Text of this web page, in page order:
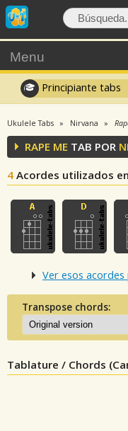
Menu
Principiante tabs
Ukulele Tabs Nirvana
RAPE ME TAB POR
4 Acordes utilizados
Ver esos
Transpose chords:
Tablature / Chords